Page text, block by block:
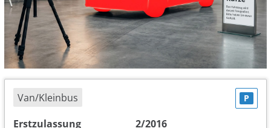
Van/Kleinbus P
Erstzulassung
2/2016